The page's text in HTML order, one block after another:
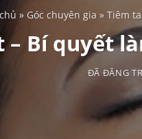
» Góc chuyên gia » Tiêm
– Bí quyết
ĐÃ ĐĂNG